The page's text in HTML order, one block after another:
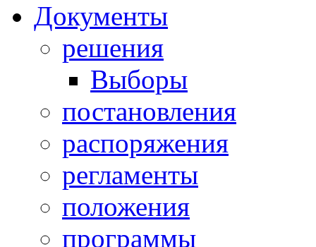
Документы
решения
Выборы
постановления
распоряжения
регламенты
положения
программы